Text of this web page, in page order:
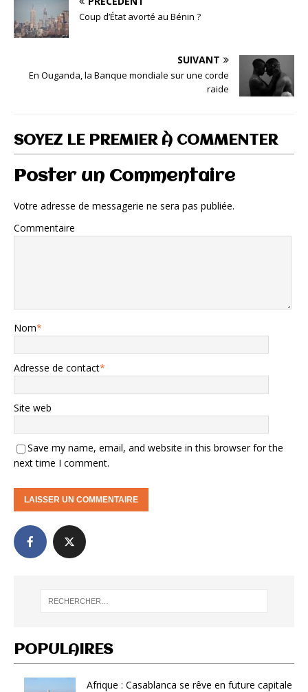
Coup d’État avorté au Bénin ?
SUIVANT
En Ouganda, la Banque mondiale sur une corde
raide
SOYEZ LE PREMIER À COMMENTER
Poster un Commentaire
Votre adresse de messagerie ne sera pas publiée.
Commentaire
Nom*
Adresse de contact*
Site web
Save my name, email, and website in this browser for the
next time I comment.
POPULAIRES
Afrique : Casablanca se rêve en future capitale